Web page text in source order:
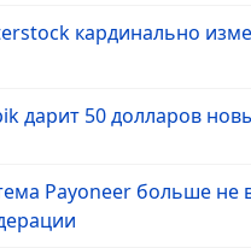
кардинально
дарит 50 долларов
Payoneer больше не